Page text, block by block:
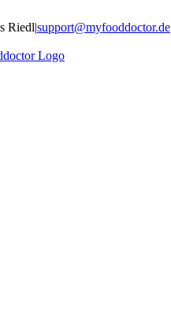
Riedl|support@myfooddoctor.de